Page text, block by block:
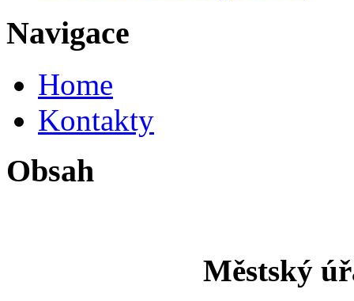
Navigace
Home
Kontakty
Obsah
Městský